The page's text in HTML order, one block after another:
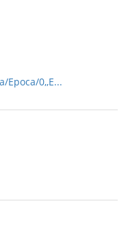
Epoca/0,,E...